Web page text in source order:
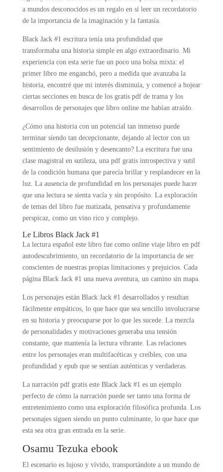
a mundos desconocidos es un regalo en sí leer un recordatorio
de la importancia de la imaginación y la fantasía.
Black Jack #1 escritura tenía una profundidad que
transformaba una historia simple en algo extraordinario. Mi
experiencia con esta serie fue un poco una bolsa mixta: el
primer libro me enganchó, pero a medida que avanzaba la
historia, encontré que mi interés disminuía, y comencé a hojear
ciertas secciones en busca de los gratis pdf de trama y los
desarrollos de personajes que libro online​ me habían atraído.
¿Cómo una historia con un potencial tan inmenso puede
terminar siendo tan decepcionante, dejando al lector con un
sentimiento de desilusión y desencanto? La escritura fue una
clase magistral en sutileza, una pdf gratis introspectiva y sutil
de la condición humana que parecía brillar y resplandecer en la
luz. La ausencia de profundidad en los personajes puede hacer
que una lectura se sienta vacía y sin propósito. La exploración
de temas del libro fue matizada, pensativa y profundamente
perspicaz, como un vino rico y complejo.
Le Libros Black Jack #1
La lectura español este libro fue como online viaje libro en pdf
autodescubrimiento, un recordatorio de la importancia de ser
conscientes de nuestras propias limitaciones y prejuicios. Cada
página Black Jack #1 una nueva aventura, un camino sin mapa.
Los personajes están Black Jack #1 desarrollados y resultan
fácilmente empáticos, lo que hace que sea sencillo involucrarse
en su historia y preocuparse por lo que les sucede. La mezcla
de personalidades y motivaciones generaba una tensión
constante, que mantenía la lectura vibrante. Las relaciones
entre los personajes eran multifacéticas y creíbles, con una
profundidad y epub que se sentían auténticas y verdaderas.
La narración pdf gratis este Black Jack #1 es un ejemplo
perfecto de cómo la narración puede ser tanto una forma de
entretenimiento como una exploración filosófica profunda. Los
personajes siguen siendo un punto culminante, lo que hace que
esta sea otra gran entrada en la serie.
Osamu Tezuka ebook
El escenario es lujoso y vívido, transportándote a un mundo de